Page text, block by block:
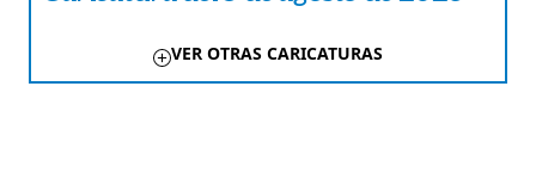
VER OTRAS CARICATURAS